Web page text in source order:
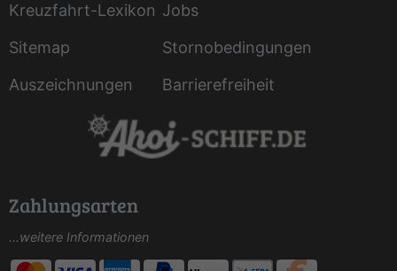
Kreuzfahrt-Lexikon Jobs
Sitemap
Stornobedingungen
Auszeichnungen
Barrierefreiheit
Zahlungsarten
...weitere Informationen